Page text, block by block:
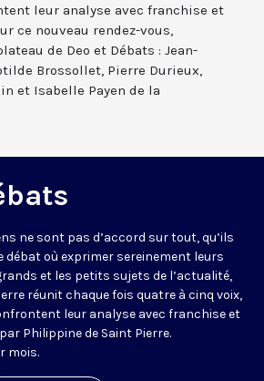
leur analyse avec franchise et
ce nouveau rendez-vous,
de Deo et Débats : Jean-
Brossollet, Pierre Durieux,
et Isabelle Payen de la
ne sont pas d’accord sur tout, qu’ils
débat où exprimer sereinement leurs
et les petits sujets de l’actualité,
réunit chaque fois quatre à cinq voix,
leur analyse avec franchise et
Philippine de Saint Pierre.
mois.